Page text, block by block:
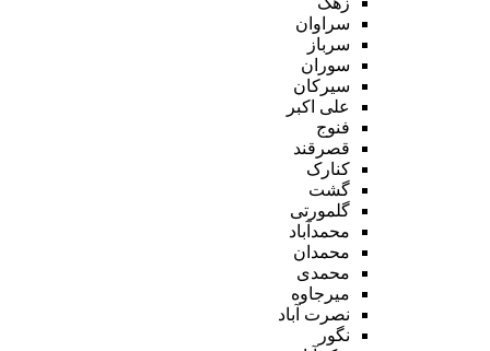
سراوان
سرباز
سوران
سیرکان
علی اکبر
فنوج
قصرقند
کنارک
گشت
گلمورتی
محمدآباد
محمدان
محمدی
میرجاوه
نصرت آباد
نگور